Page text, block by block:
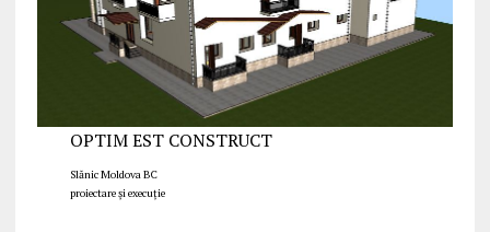
OPTIM EST CONSTRUCT
Slănic Moldova BC
proiectare și execuție